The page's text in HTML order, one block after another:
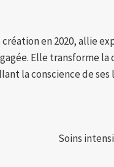
en 2020, allie
Elle transforme la
la conscience de ses
Soins